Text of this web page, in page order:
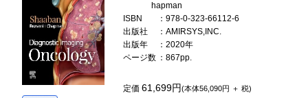
hapman
ISBN
：978-0-323-66112-6
出版社
：AMIRSYS,INC.
出版年
：2020年
ページ数 ：867pp.
定価61,699円(本体56,090円 ＋ 税)